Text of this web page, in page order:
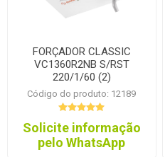
FORÇADOR CLASSIC
VC1360R2NB S/RST
220/1/60 (2)
Código do produto: 12189
Solicite informação
pelo WhatsApp